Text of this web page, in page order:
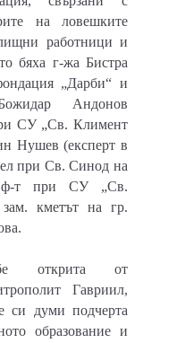
на ловешките
работници и
бяха г-жа Бистра
„Дарби“ и
Андонов
СУ „Св. Климент
Нушев (експерт в
при Св. Синод на
ф-т при СУ „Св.
кметът на гр.
бе открита от
Гавриил,
си думи подчерта
образование и